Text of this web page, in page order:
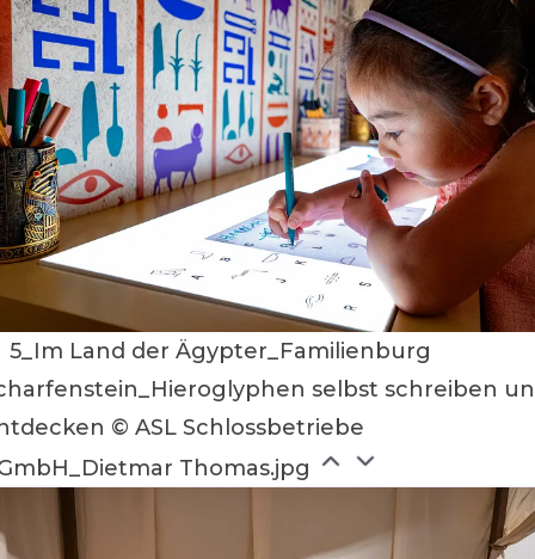
5_Im Land der Ägypter_Familienburg
selbst schreiben
© ASL Schlossbetriebe
Thomas.jpg